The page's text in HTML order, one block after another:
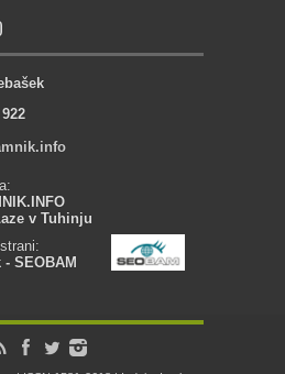
v Tuhinju
SEOBAM